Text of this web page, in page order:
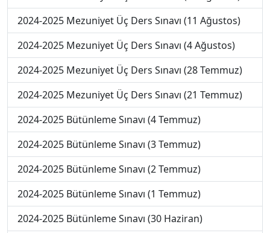
2024-2025 Mezuniyet Üç Ders Sınavı (11 Ağustos)
2024-2025 Mezuniyet Üç Ders Sınavı (4 Ağustos)
2024-2025 Mezuniyet Üç Ders Sınavı (28 Temmuz)
2024-2025 Mezuniyet Üç Ders Sınavı (21 Temmuz)
2024-2025 Bütünleme Sınavı (4 Temmuz)
2024-2025 Bütünleme Sınavı (3 Temmuz)
2024-2025 Bütünleme Sınavı (2 Temmuz)
2024-2025 Bütünleme Sınavı (1 Temmuz)
2024-2025 Bütünleme Sınavı (30 Haziran)